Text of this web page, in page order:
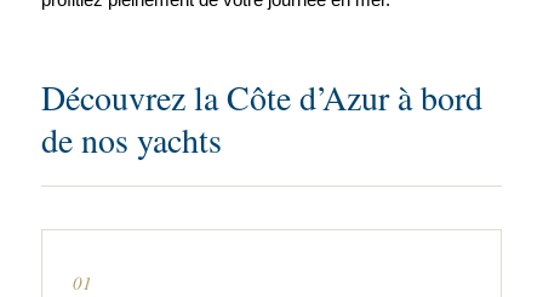
Découvrez la Côte d’Azur à bord
de nos yachts
01